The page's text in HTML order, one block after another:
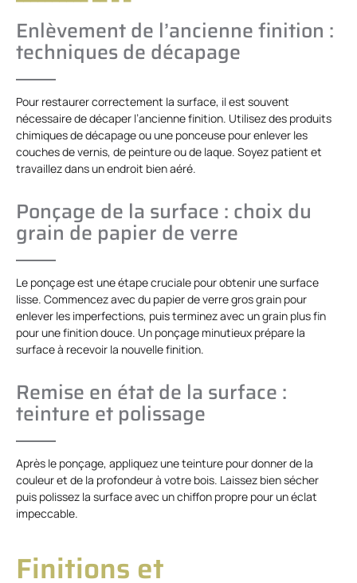
Enlèvement de l’ancienne finition :
techniques de décapage
Pour restaurer correctement la surface, il est souvent
nécessaire de décaper l’ancienne finition. Utilisez des produits
chimiques de décapage ou une ponceuse pour enlever les
couches de vernis, de peinture ou de laque. Soyez patient et
travaillez dans un endroit bien aéré.
Ponçage de la surface : choix du
grain de papier de verre
Le ponçage est une étape cruciale pour obtenir une surface
lisse. Commencez avec du papier de verre gros grain pour
enlever les imperfections, puis terminez avec un grain plus fin
pour une finition douce. Un ponçage minutieux prépare la
surface à recevoir la nouvelle finition.
Remise en état de la surface :
teinture et polissage
Après le ponçage, appliquez une teinture pour donner de la
couleur et de la profondeur à votre bois. Laissez bien sécher
puis polissez la surface avec un chiffon propre pour un éclat
impeccable.
Finitions et